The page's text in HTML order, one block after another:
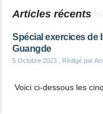
Articles récents
Spécial exercices de
Guangde
5 Octobre 2023 , Rédigé par
Voici ci-dessous les